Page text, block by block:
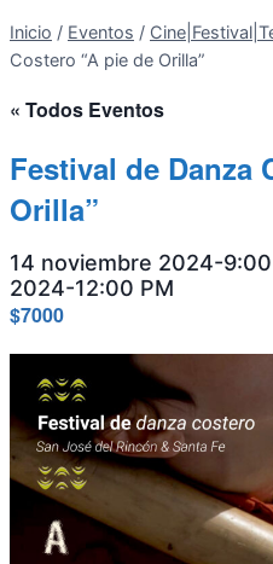
Inicio / Eventos /
Costero “A pie de Orilla”
« Todos Eventos
Festival de Danza
Orilla”
14 noviembre 2024-
2024-12:00 PM
$7000